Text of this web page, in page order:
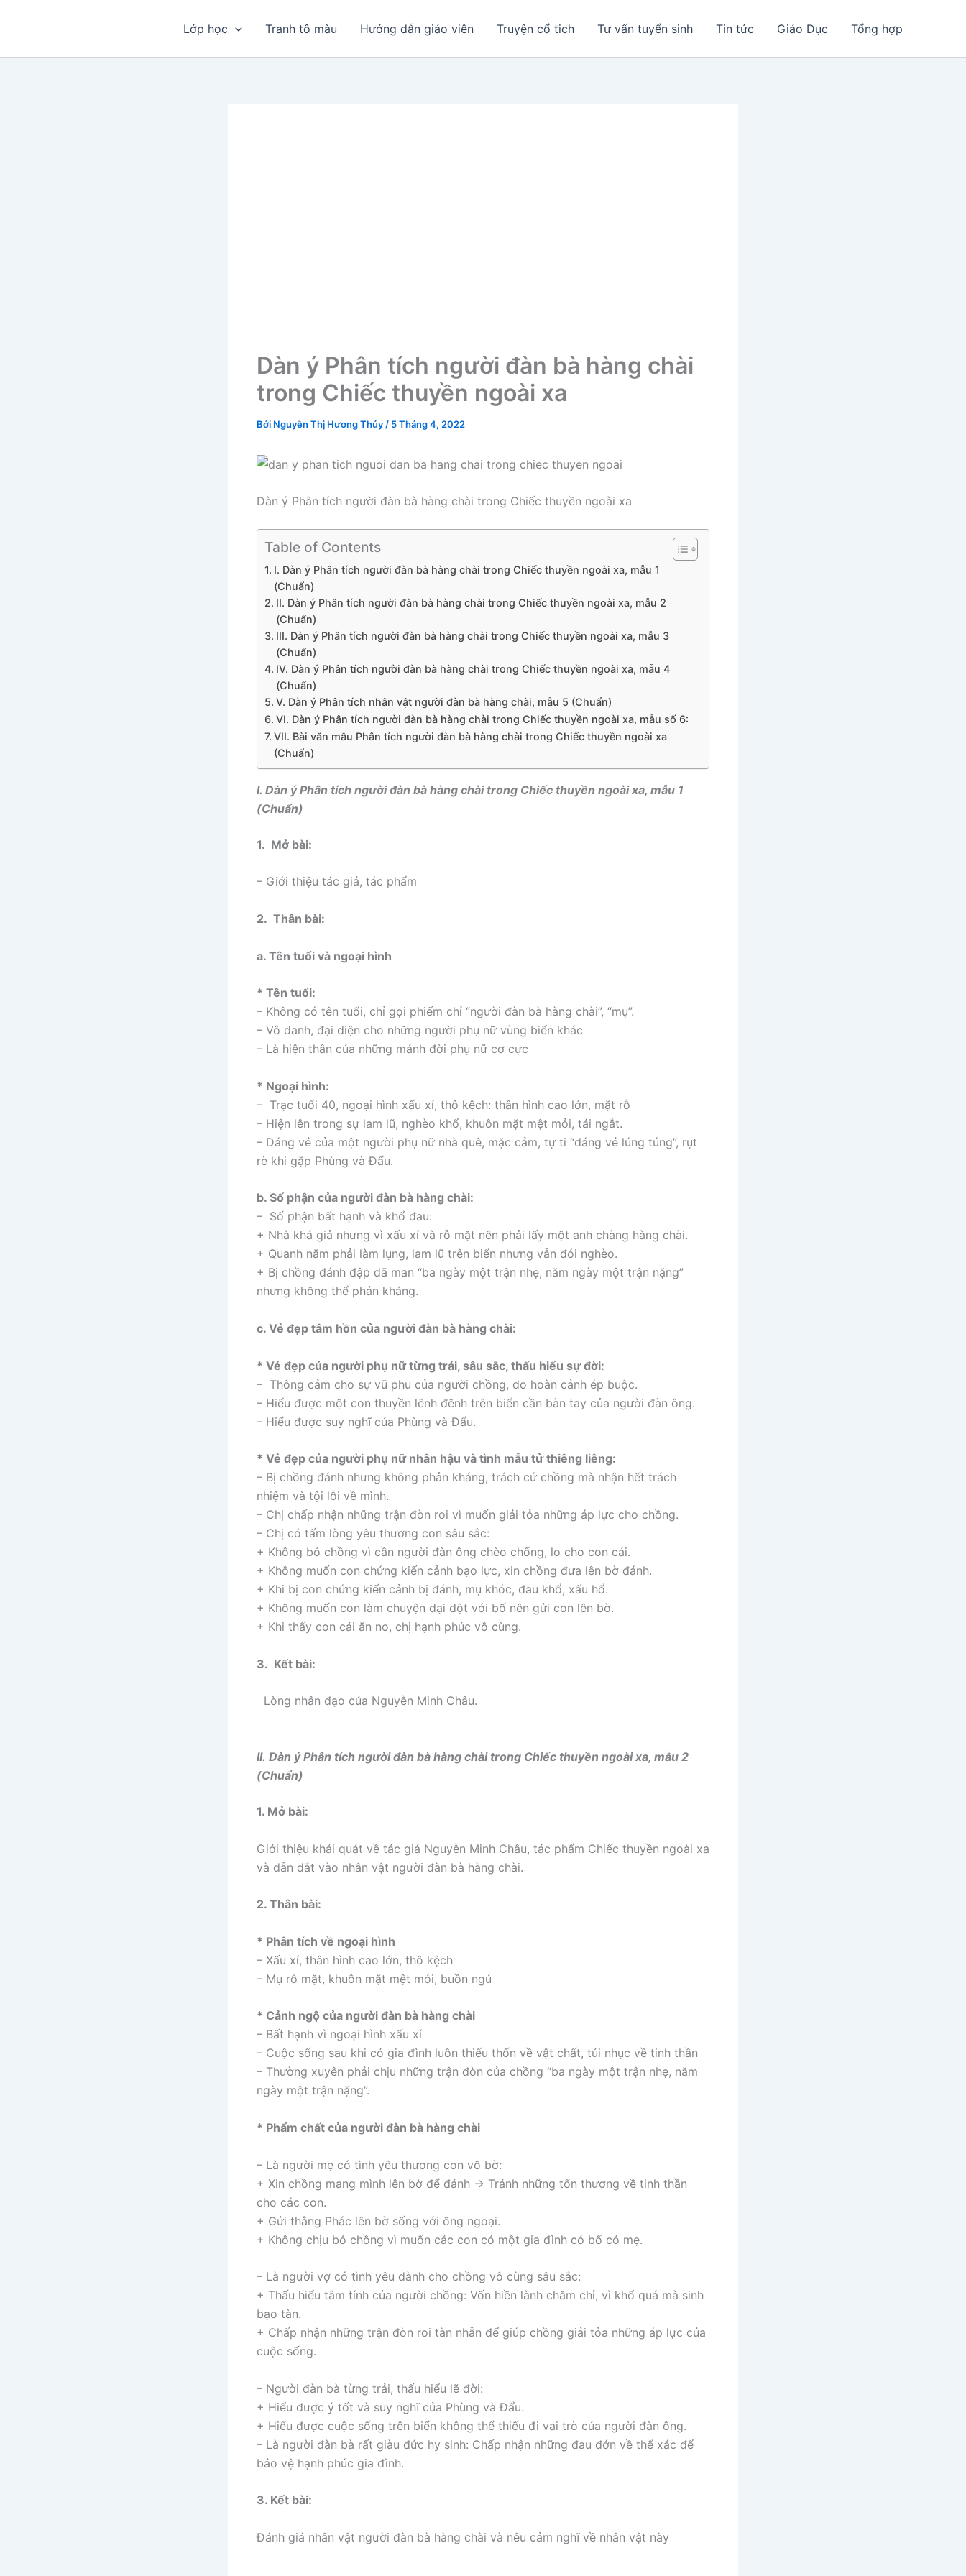
Lớp học Tranh tô màu Hướng dẫn giáo viên Truyện cổ tich Tư vấn tuyển sinh Tin tức Giáo Dục Tổng hợp
Dàn ý Phân tích người đàn bà hàng chài
trong Chiếc thuyền ngoài xa
Bởi Nguyễn Thị Hương Thủy / 5 Tháng 4, 2022
Dàn ý Phân tích người đàn bà hàng chài trong Chiếc thuyền ngoài xa
Table of Contents
I. Dàn ý Phân tích người đàn bà hàng chài trong Chiếc thuyền ngoài xa, mẫu 1
(Chuẩn)
II. Dàn ý Phân tích người đàn bà hàng chài trong Chiếc thuyền ngoài xa, mẫu 2
(Chuẩn)
III. Dàn ý Phân tích người đàn bà hàng chài trong Chiếc thuyền ngoài xa, mẫu 3
(Chuẩn)
IV. Dàn ý Phân tích người đàn bà hàng chài trong Chiếc thuyền ngoài xa, mẫu 4
(Chuẩn)
V. Dàn ý Phân tích nhân vật người đàn bà hàng chài, mẫu 5 (Chuẩn)
VI. Dàn ý Phân tích người đàn bà hàng chài trong Chiếc thuyền ngoài xa, mẫu số 6:
VII. Bài văn mẫu Phân tích người đàn bà hàng chài trong Chiếc thuyền ngoài xa
(Chuẩn)
I. Dàn ý Phân tích người đàn bà hàng chài trong Chiếc thuyền ngoài xa, mẫu 1
(Chuẩn)
1. Mở bài:
– Giới thiệu tác giả, tác phẩm
2. Thân bài:
a. Tên tuổi và ngoại hình
* Tên tuổi:
– Không có tên tuổi, chỉ gọi phiếm chỉ “người đàn bà hàng chài”, “mụ”.
– Vô danh, đại diện cho những người phụ nữ vùng biển khác
– Là hiện thân của những mảnh đời phụ nữ cơ cực
* Ngoại hình:
– Trạc tuổi 40, ngoại hình xấu xí, thô kệch: thân hình cao lớn, mặt rỗ
– Hiện lên trong sự lam lũ, nghèo khổ, khuôn mặt mệt mỏi, tái ngắt.
– Dáng vẻ của một người phụ nữ nhà quê, mặc cảm, tự ti “dáng vẻ lúng túng”, rụt
rè khi gặp Phùng và Đẩu.
b. Số phận của người đàn bà hàng chài:
– Số phận bất hạnh và khổ đau:
+ Nhà khá giả nhưng vì xấu xí và rỗ mặt nên phải lấy một anh chàng hàng chài.
+ Quanh năm phải làm lụng, lam lũ trên biển nhưng vẫn đói nghèo.
+ Bị chồng đánh đập dã man “ba ngày một trận nhẹ, năm ngày một trận nặng”
nhưng không thể phản kháng.
c. Vẻ đẹp tâm hồn của người đàn bà hàng chài:
* Vẻ đẹp của người phụ nữ từng trải, sâu sắc, thấu hiểu sự đời:
– Thông cảm cho sự vũ phu của người chồng, do hoàn cảnh ép buộc.
– Hiểu được một con thuyền lênh đênh trên biển cần bàn tay của người đàn ông.
– Hiểu được suy nghĩ của Phùng và Đẩu.
* Vẻ đẹp của người phụ nữ nhân hậu và tình mẫu tử thiêng liêng:
– Bị chồng đánh nhưng không phản kháng, trách cứ chồng mà nhận hết trách
nhiệm và tội lỗi về mình.
– Chị chấp nhận những trận đòn roi vì muốn giải tỏa những áp lực cho chồng.
– Chị có tấm lòng yêu thương con sâu sắc:
+ Không bỏ chồng vì cần người đàn ông chèo chống, lo cho con cái.
+ Không muốn con chứng kiến cảnh bạo lực, xin chồng đưa lên bờ đánh.
+ Khi bị con chứng kiến cảnh bị đánh, mụ khóc, đau khổ, xấu hổ.
+ Không muốn con làm chuyện dại dột với bố nên gửi con lên bờ.
+ Khi thấy con cái ăn no, chị hạnh phúc vô cùng.
3. Kết bài:
Lòng nhân đạo của Nguyễn Minh Châu.
II. Dàn ý Phân tích người đàn bà hàng chài trong Chiếc thuyền ngoài xa, mẫu 2
(Chuẩn)
1. Mở bài:
Giới thiệu khái quát về tác giả Nguyễn Minh Châu, tác phẩm Chiếc thuyền ngoài xa
và dẫn dắt vào nhân vật người đàn bà hàng chài.
2. Thân bài:
* Phân tích về ngoại hình
– Xấu xí, thân hình cao lớn, thô kệch
– Mụ rỗ mặt, khuôn mặt mệt mỏi, buồn ngủ
* Cảnh ngộ của người đàn bà hàng chài
– Bất hạnh vì ngoại hình xấu xí
– Cuộc sống sau khi có gia đình luôn thiếu thốn về vật chất, tủi nhục về tinh thần
– Thường xuyên phải chịu những trận đòn của chồng “ba ngày một trận nhẹ, năm
ngày một trận nặng”.
* Phẩm chất của người đàn bà hàng chài
– Là người mẹ có tình yêu thương con vô bờ:
+ Xin chồng mang mình lên bờ để đánh → Tránh những tổn thương về tinh thần
cho các con.
+ Gửi thằng Phác lên bờ sống với ông ngoại.
+ Không chịu bỏ chồng vì muốn các con có một gia đình có bố có mẹ.
– Là người vợ có tình yêu dành cho chồng vô cùng sâu sắc:
+ Thấu hiểu tâm tính của người chồng: Vốn hiền lành chăm chỉ, vì khổ quá mà sinh
bạo tàn.
+ Chấp nhận những trận đòn roi tàn nhẫn để giúp chồng giải tỏa những áp lực của
cuộc sống.
– Người đàn bà từng trải, thấu hiểu lẽ đời:
+ Hiểu được ý tốt và suy nghĩ của Phùng và Đẩu.
+ Hiểu được cuộc sống trên biển không thể thiếu đi vai trò của người đàn ông.
– Là người đàn bà rất giàu đức hy sinh: Chấp nhận những đau đớn về thể xác để
bảo vệ hạnh phúc gia đình.
3. Kết bài:
Đánh giá nhân vật người đàn bà hàng chài và nêu cảm nghĩ về nhân vật này